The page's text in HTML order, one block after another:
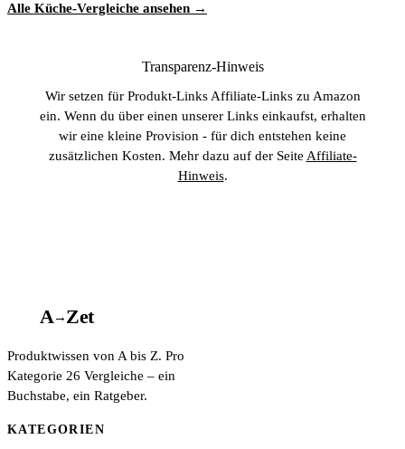
Alle Küche-Vergleiche ansehen →
Transparenz-Hinweis
Wir setzen für Produkt-Links Affiliate-Links zu Amazon
ein. Wenn du über einen unserer Links einkaufst, erhalten
wir eine kleine Provision - für dich entstehen keine
zusätzlichen Kosten. Mehr dazu auf der Seite Affiliate-
Hinweis.
A→Zet
Produktwissen von A bis Z. Pro
Kategorie 26 Vergleiche – ein
Buchstabe, ein Ratgeber.
KATEGORIEN